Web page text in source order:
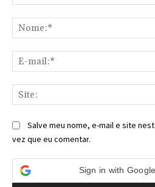
Salve meu nome, e-mail e site
vez que eu comentar.
Sign in with Google